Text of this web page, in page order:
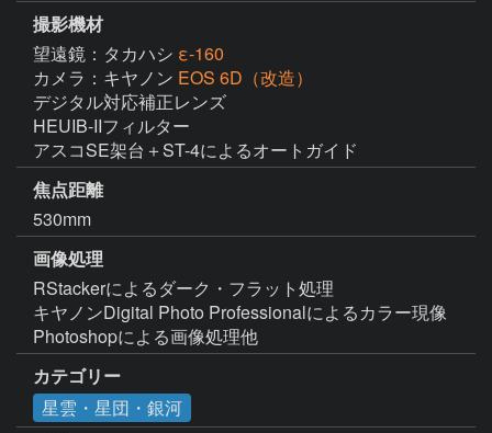
撮影機材
望遠鏡：タカハシ ε-160
カメラ：キヤノン EOS 6D（改造）
デジタル対応補正レンズ
HEUIB-IIフィルター
アスコSE架台＋ST-4によるオートガイド
焦点距離
530mm
画像処理
RStackerによるダーク・フラット処理
キヤノンDigital Photo Professionalによるカラー現像
Photoshopによる画像処理他
カテゴリー
星雲・星団・銀河